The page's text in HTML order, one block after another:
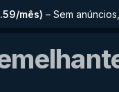
mês) – Sem